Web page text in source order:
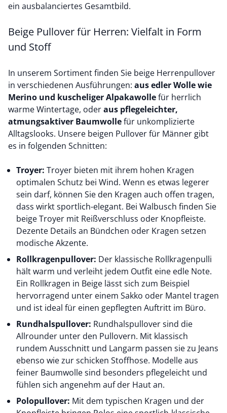
ein ausbalanciertes Gesamtbild.
Beige Pullover für Herren: Vielfalt in Form
und Stoff
In unserem Sortiment finden Sie beige Herrenpullover
in verschiedenen Ausführungen: aus edler Wolle wie
Merino und kuscheligerAlpakawollefür herrlich
warme Wintertage, oderaus pflegeleichter,
atmungsaktiver Baumwollefür unkomplizierte
Alltagslooks. Unsere beigen Pullover für Männer gibt
es in folgenden Schnitten:
Troyer: Troyer bieten mit ihrem hohen Kragen
optimalen Schutz bei Wind. Wenn es etwas legerer
sein darf, können Sie den Kragen auch offen tragen,
dass wirkt sportlich-elegant. Bei Walbusch finden Sie
beige Troyer mit Reißverschluss oder Knopfleiste.
Dezente Details an Bündchen oder Kragen setzen
modische Akzente.
Rollkragenpullover: Der klassische Rollkragenpulli
hält warm und verleiht jedem Outfit eine edle Note.
Ein Rollkragen in Beige lässt sich zum Beispiel
hervorragend unter einem Sakko oder Mantel tragen
und ist ideal für einen gepflegten Auftritt im Büro.
Rundhalspullover: Rundhalspullover sind die
Allrounder unter den Pullovern. Mit klassisch
rundem Ausschnitt und Langarm passen sie zu Jeans
ebenso wie zur schicken Stoffhose. Modelle aus
feiner Baumwolle sind besonders pflegeleicht und
fühlen sich angenehm auf der Haut an.
Polopullover: Mit dem typischen Kragen und der